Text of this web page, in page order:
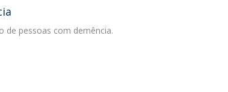
de pessoas com demência.